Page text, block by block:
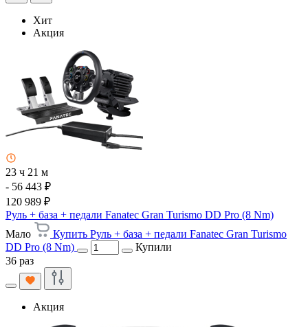
Хит
Акция
23 ч 21 м
- 56 443 ₽
120 989 ₽
Руль + база + педали Fanatec Gran Turismo DD Pro (8 Nm)
Мало
Купить Руль + база + педали Fanatec Gran Turismo
DD Pro (8 Nm)
Купили
36 раз
Акция